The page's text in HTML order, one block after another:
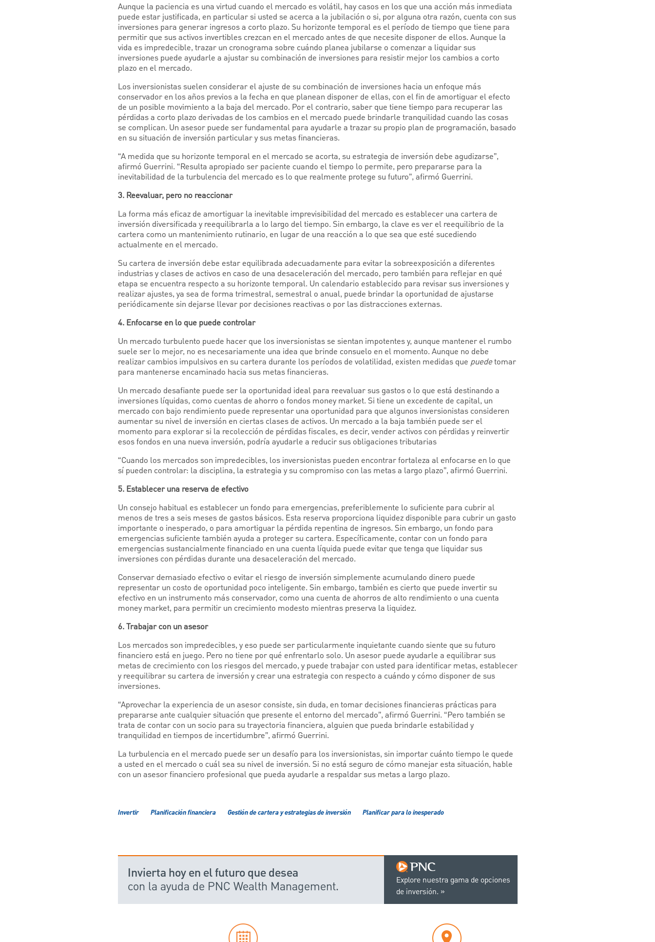
Aunque la paciencia es una virtud cuando el mercado es volátil, hay casos en los que una acción más inmediata
puede estar justificada, en particular si usted se acerca a la jubilación o si, por alguna otra razón, cuenta con sus
inversiones para generar ingresos a corto plazo. Su horizonte temporal es el período de tiempo que tiene para
permitir que sus activos invertibles crezcan en el mercado antes de que necesite disponer de ellos. Aunque la
vida es impredecible, trazar un cronograma sobre cuándo planea jubilarse o comenzar a liquidar sus
inversiones puede ayudarle a ajustar su combinación de inversiones para resistir mejor los cambios a corto
plazo en el mercado.
Los inversionistas suelen considerar el ajuste de su combinación de inversiones hacia un enfoque más
conservador en los años previos a la fecha en que planean disponer de ellas, con el fin de amortiguar el efecto
de un posible movimiento a la baja del mercado. Por el contrario, saber que tiene tiempo para recuperar las
pérdidas a corto plazo derivadas de los cambios en el mercado puede brindarle tranquilidad cuando las cosas
se complican. Un asesor puede ser fundamental para ayudarle a trazar su propio plan de programación, basado
en su situación de inversión particular y sus metas financieras.
“A medida que su horizonte temporal en el mercado se acorta, su estrategia de inversión debe agudizarse”,
afirmó Guerrini. “Resulta apropiado ser paciente cuando el tiempo lo permite, pero prepararse para la
inevitabilidad de la turbulencia del mercado es lo que realmente protege su futuro”, afirmó Guerrini.
3. Reevaluar, pero no reaccionar
La forma más eficaz de amortiguar la inevitable imprevisibilidad del mercado es establecer una cartera de
inversión diversificada y reequilibrarla a lo largo del tiempo. Sin embargo, la clave es ver el reequilibrio de la
cartera como un mantenimiento rutinario, en lugar de una reacción a lo que sea que esté sucediendo
actualmente en el mercado.
Su cartera de inversión debe estar equilibrada adecuadamente para evitar la sobreexposición a diferentes
industrias y clases de activos en caso de una desaceleración del mercado, pero también para reflejar en qué
etapa se encuentra respecto a su horizonte temporal. Un calendario establecido para revisar sus inversiones y
realizar ajustes, ya sea de forma trimestral, semestral o anual, puede brindar la oportunidad de ajustarse
periódicamente sin dejarse llevar por decisiones reactivas o por las distracciones externas.
4. Enfocarse en lo que puede controlar
Un mercado turbulento puede hacer que los inversionistas se sientan impotentes y, aunque mantener el rumbo
suele ser lo mejor, no es necesariamente una idea que brinde consuelo en el momento. Aunque no debe
realizar cambios impulsivos en su cartera durante los períodos de volatilidad, existen medidas que puedetomar
para mantenerse encaminado hacia sus metas financieras.
Un mercado desafiante puede ser la oportunidad ideal para reevaluar sus gastos o lo que está destinando a
inversiones líquidas, como cuentas de ahorro o fondos money market. Si tiene un excedente de capital, un
mercado con bajo rendimiento puede representar una oportunidad para que algunos inversionistas consideren
aumentar su nivel de inversión en ciertas clases de activos. Un mercado a la baja también puede ser el
momento para explorar si la recolección de pérdidas fiscales, es decir, vender activos con pérdidas y reinvertir
esos fondos en una nueva inversión, podría ayudarle a reducir sus obligaciones tributarias
“Cuando los mercados son impredecibles, los inversionistas pueden encontrar fortaleza al enfocarse en lo que
sí pueden controlar: la disciplina, la estrategia y su compromiso con las metas a largo plazo”, afirmó Guerrini.
5. Establecer una reserva de efectivo
Un consejo habitual es establecer un fondo para emergencias, preferiblemente lo suficiente para cubrir al
menos de tres a seis meses de gastos básicos. Esta reserva proporciona liquidez disponible para cubrir un gasto
importante o inesperado, o para amortiguar la pérdida repentina de ingresos. Sin embargo, un fondo para
emergencias suficiente también ayuda a proteger su cartera. Específicamente, contar con un fondo para
emergencias sustancialmente financiado en una cuenta líquida puede evitar que tenga que liquidar sus
inversiones con pérdidas durante una desaceleración del mercado.
Conservar demasiado efectivo o evitar el riesgo de inversión simplemente acumulando dinero puede
representar un costo de oportunidad poco inteligente. Sin embargo, también es cierto que puede invertir su
efectivo en un instrumento más conservador, como una cuenta de ahorros de alto rendimiento o una cuenta
money market, para permitir un crecimiento modesto mientras preserva la liquidez.
6. Trabajar con un asesor
Los mercados son impredecibles, y eso puede ser particularmente inquietante cuando siente que su futuro
financiero está en juego. Pero no tiene por qué enfrentarlo solo. Un asesor puede ayudarle a equilibrar sus
metas de crecimiento con los riesgos del mercado, y puede trabajar con usted para identificar metas, establecer
y reequilibrar su cartera de inversión y crear una estrategia con respecto a cuándo y cómo disponer de sus
inversiones.
“Aprovechar la experiencia de un asesor consiste, sin duda, en tomar decisiones financieras prácticas para
prepararse ante cualquier situación que presente el entorno del mercado”, afirmó Guerrini. “Pero también se
trata de contar con un socio para su trayectoria financiera, alguien que pueda brindarle estabilidad y
tranquilidad en tiempos de incertidumbre”, afirmó Guerrini.
La turbulencia en el mercado puede ser un desafío para los inversionistas, sin importar cuánto tiempo le quede
a usted en el mercado o cuál sea su nivel de inversión. Si no está seguro de cómo manejar esta situación, hable
con un asesor financiero profesional que pueda ayudarle a respaldar sus metas a largo plazo.
Invertir Planificación financiera Gestión de cartera y estrategias de inversión Planificar para lo inesperado
Explore nuestra gama de opciones
de inversión.
Invierta hoy en el futuro que desea
con la ayuda de PNC Wealth Management.